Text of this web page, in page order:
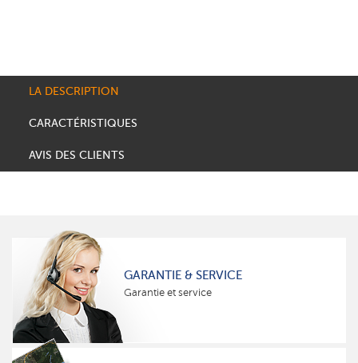
LA DESCRIPTION
CARACTÉRISTIQUES
AVIS DES CLIENTS
GARANTIE & SERVICE
Garantie et service